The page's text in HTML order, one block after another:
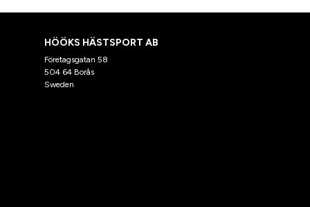
HÖÖKS HÄSTSPORT AB
Företagsgatan 58
504 64 Borås
Sweden